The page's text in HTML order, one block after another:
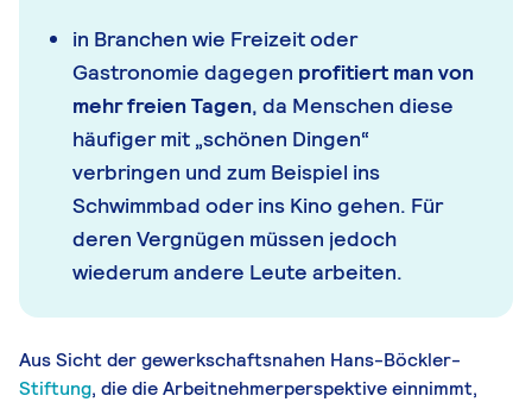
in Branchen wie Freizeit oder
Gastronomie dagegen profitiert man von
mehr freien Tagen, da Menschen diese
häufiger mit „schönen Dingen“
verbringen und zum Beispiel ins
Schwimmbad oder ins Kino gehen. Für
deren Vergnügen müssen jedoch
wiederum andere Leute arbeiten.
Aus Sicht der gewerkschaftsnahen Hans-Böckler-
Stiftung, die die Arbeitnehmerperspektive einnimmt,